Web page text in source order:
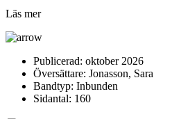
Läs mer
Publicerad: oktober 2026
Översättare: Jonasson, Sara
Bandtyp: Inbunden
Sidantal: 160